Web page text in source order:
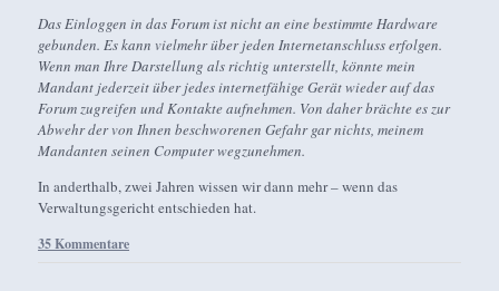
Das Einloggen in das Forum ist nicht an eine bestimmte Hardware
gebunden. Es kann vielmehr über jeden Internetanschluss erfolgen.
Wenn man Ihre Darstellung als richtig unterstellt, könnte mein
Mandant jederzeit über jedes internetfähige Gerät wieder auf das
Forum zugreifen und Kontakte aufnehmen. Von daher brächte es zur
Abwehr der von Ihnen beschworenen Gefahr gar nichts, meinem
Mandanten seinen Computer wegzunehmen.
In anderthalb, zwei Jahren wissen wir dann mehr – wenn das
Verwaltungsgericht entschieden hat.
35 Kommentare